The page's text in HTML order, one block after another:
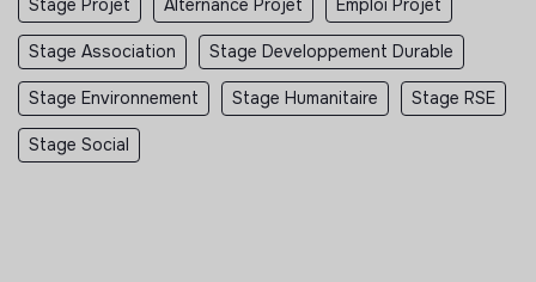
Stage Projet Alternance Projet Emploi Projet
Stage Association Stage Developpement Durable
Stage Environnement Stage Humanitaire Stage RSE
Stage Social